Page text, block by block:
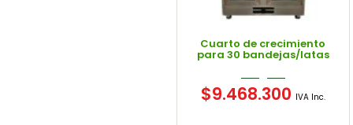
Cuarto de crecimiento
para 30 bandejas/latas
$9.468.300 IVA Inc.